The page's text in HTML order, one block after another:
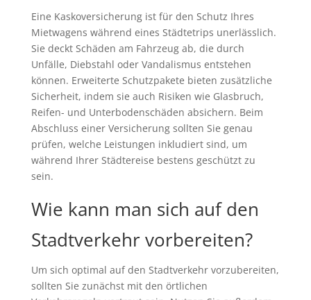
Eine Kaskoversicherung ist für den Schutz Ihres
Mietwagens während eines Städtetrips unerlässlich.
Sie deckt Schäden am Fahrzeug ab, die durch
Unfälle, Diebstahl oder Vandalismus entstehen
können. Erweiterte Schutzpakete bieten zusätzliche
Sicherheit, indem sie auch Risiken wie Glasbruch,
Reifen- und Unterbodenschäden absichern. Beim
Abschluss einer Versicherung sollten Sie genau
prüfen, welche Leistungen inkludiert sind, um
während Ihrer Städtereise bestens geschützt zu
sein.
Wie kann man sich auf den
Stadtverkehr vorbereiten?
Um sich optimal auf den Stadtverkehr vorzubereiten,
sollten Sie zunächst mit den örtlichen